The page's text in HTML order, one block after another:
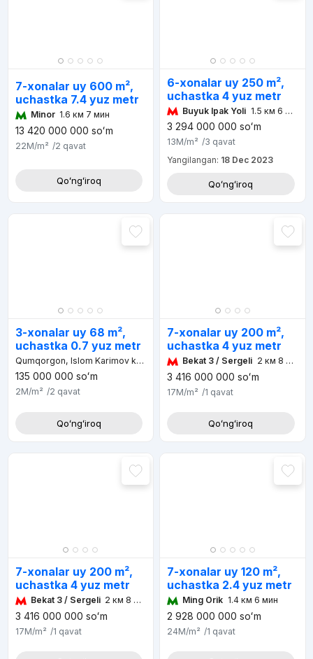
7-xonalar uy 600 m²,
uchastka 7.4 yuz metr
Minor 1.6 км 7 мин
13 420 000 000 soʻm
22M/m² /2 qavat
Qoʻngʻiroq
6-xonalar uy 250 m²,
uchastka 4 yuz metr
Buyuk Ipak Yoli 1.5 км 6 мин
3 294 000 000 soʻm
13M/m² /3 qavat
Yangilangan: 18 Dec 2023
Qoʻngʻiroq
3-xonalar uy 68 m²,
uchastka 0.7 yuz metr
Qumqorgon, Islom Karimov ko'chasi
135 000 000 soʻm
2M/m² /2 qavat
Qoʻngʻiroq
7-xonalar uy 200 m²,
uchastka 4 yuz metr
Bekat 3 / Sergeli 2 км 8 мин
3 416 000 000 soʻm
17M/m² /1 qavat
Qoʻngʻiroq
7-xonalar uy 200 m²,
uchastka 4 yuz metr
Bekat 3 / Sergeli 2 км 8 мин
3 416 000 000 soʻm
17M/m² /1 qavat
7-xonalar uy 120 m²,
uchastka 2.4 yuz metr
Ming Orik 1.4 км 6 мин
2 928 000 000 soʻm
24M/m² /1 qavat